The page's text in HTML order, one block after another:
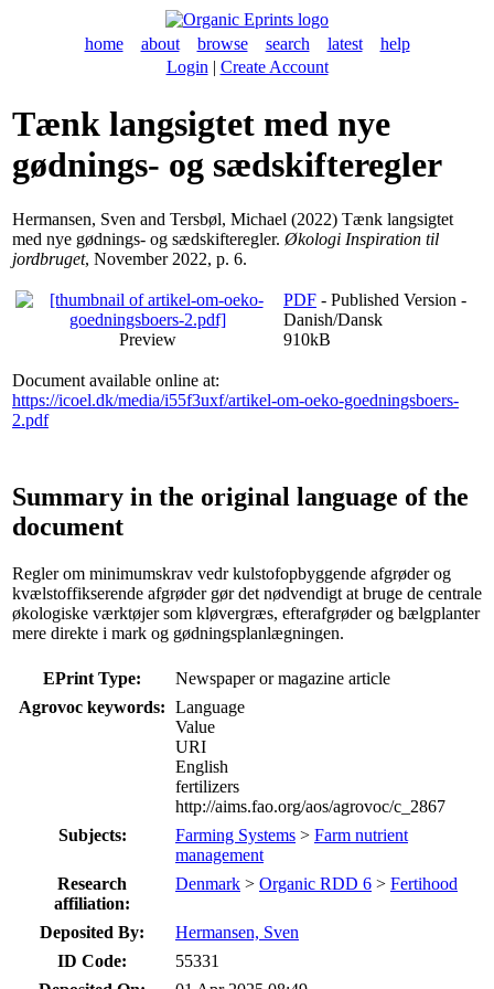
home about browse search latest
help
Login | Create Account
Tænk langsigtet med nye
gødnings- og sædskifteregler
Hermansen, Sven and Tersbøl, Michael (2022) Tænk langsigtet
med nye gødnings- og sædskifteregler. Økologi Inspiration til
jordbruget, November 2022, p. 6.
Preview
PDF - Published Version -
Danish/Dansk
910kB
Document available online at:
https://icoel.dk/media/i55f3uxf/artikel-om-oeko-goedningsboers-
2.pdf
Summary in the original language of the
document
Regler om minimumskrav vedr kulstofopbyggende afgrøder og
kvælstoffikserende afgrøder gør det nødvendigt at bruge de centrale
økologiske værktøjer som kløvergræs, efterafgrøder og bælgplanter
mere direkte i mark og gødningsplanlægningen.
EPrint Type:
Newspaper or magazine article
Agrovoc keywords: Language
Value
URI
English
fertilizers
http://aims.fao.org/aos/agrovoc/c_2867
Subjects:
Farming Systems > Farm nutrient
management
Research
affiliation:
Denmark > Organic RDD 6 > Fertihood
Deposited By:
Hermansen, Sven
ID Code:
55331